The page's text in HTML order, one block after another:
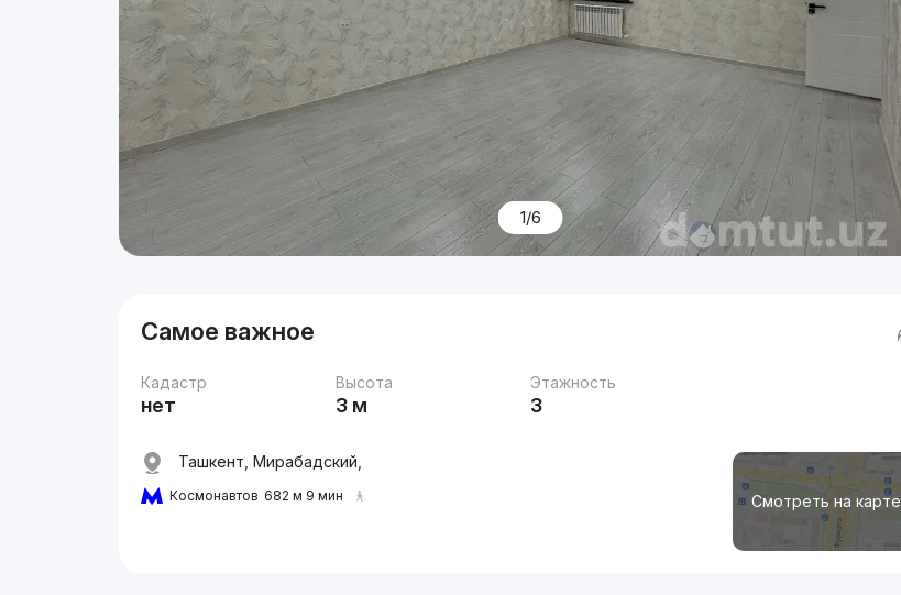
1/6
Самое важное
Кадастр
нет
Высота
3 м
Этажность
3
Смотреть на карте
Ташкент, Мирабадский,
Космонавтов 682 м 9 мин